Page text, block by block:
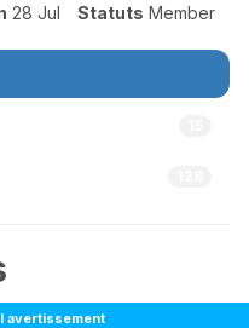
28 Jul Statuts Member
avertissement